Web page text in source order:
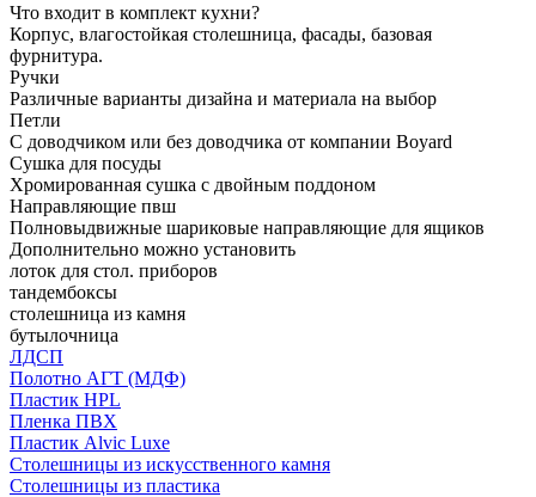
Что входит в комплект кухни?
Корпус, влагостойкая столешница, фасады, базовая
фурнитура.
Ручки
Различные варианты дизайна и материала на выбор
Петли
С доводчиком или без доводчика от компании Boyard
Сушка для посуды
Хромированная сушка с двойным поддоном
Направляющие пвш
Полновыдвижные шариковые направляющие для ящиков
Дополнительно можно установить
лоток для стол. приборов
тандембоксы
столешница из камня
бутылочница
ЛДСП
Полотно АГТ (МДФ)
Пластик HPL
Пленка ПВХ
Пластик Alvic Luxe
Столешницы из искусственного камня
Столешницы из пластика